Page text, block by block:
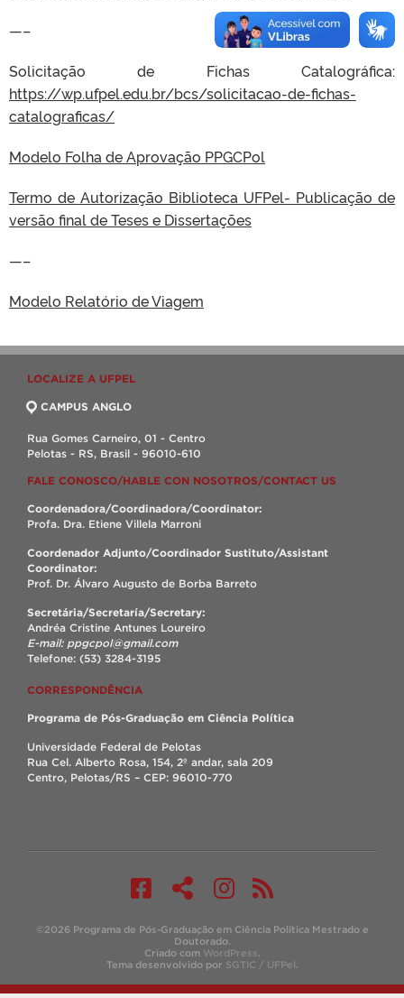
—–
Solicitação de Fichas Catalográfica:
https://wp.ufpel.edu.br/bcs/solicitacao-de-fichas-
catalograficas/
Modelo Folha de Aprovação PPGCPol
Termo de Autorização Biblioteca UFPel- Publicação de
versão final de Teses e Dissertações
—–
Modelo Relatório de Viagem
LOCALIZE A UFPEL
CAMPUS ANGLO
Rua Gomes Carneiro, 01 - Centro
Pelotas - RS, Brasil - 96010-610
FALE CONOSCO/HABLE CON NOSOTROS/CONTACT US
Coordenadora/Coordinadora/Coordinator:
Profa. Dra. Etiene Villela Marroni
Coordenador Adjunto/Coordinador Sustituto/Assistant
Coordinator:
Prof. Dr. Álvaro Augusto de Borba Barreto
Secretária/Secretaría/Secretary:
Andréa Cristine Antunes Loureiro
E-mail: ppgcpol@gmail.com
Telefone: (53) 3284-3195
CORRESPONDÊNCIA
Programa de Pós-Graduação em Ciência Política
Universidade Federal de Pelotas
Rua Cel. Alberto Rosa, 154, 2º andar, sala 209
Centro, Pelotas/RS – CEP: 96010-770
©2026 Programa de Pós-Graduação em Ciência Política Mestrado e
Doutorado.
Criado com WordPress.
Tema desenvolvido por SGTIC / UFPel.